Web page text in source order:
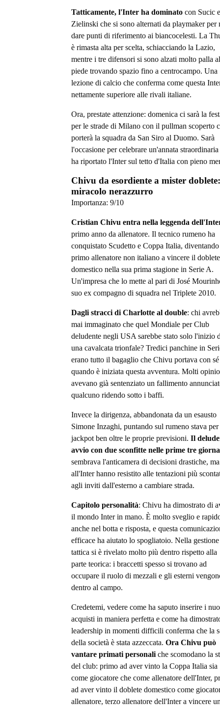
Tatticamente, l'Inter ha dominato con Sucic e
Zielinski che si sono alternati da playmaker per
dare punti di riferimento ai biancocelesti. La
è rimasta alta per scelta, schiacciando la Lazio,
mentre i tre difensori si sono alzati molto palla al
piede trovando spazio fino a centrocampo. Una
lezione di calcio che conferma come questa
nettamente superiore alle rivali italiane.
Ora, prestate attenzione: domenica ci sarà la
per le strade di Milano con il pullman scoperto
porterà la squadra da San Siro al Duomo. Sarà
l'occasione per celebrare un'annata straordinaria
ha riportato l'Inter sul tetto d'Italia con pieno
Chivu da esordiente a mister
miracolo nerazzurro
Importanza: 9/10
Cristian Chivu entra nella leggenda
primo anno da allenatore. Il tecnico rumeno ha
conquistato Scudetto e Coppa Italia,
primo allenatore non italiano a vincere il doblete
domestico nella sua prima stagione in Serie A.
Un'impresa che lo mette al pari di José
suo ex compagno di squadra nel Triplete 2010.
Dagli stracci di Charlotte al double: chi
mai immaginato che quel Mondiale per Club
deludente negli USA sarebbe stato solo l'inizio
una cavalcata trionfale? Tredici panchine in
erano tutto il bagaglio che Chivu portava con sé
quando è iniziata questa avventura. Molti
avevano già sentenziato un fallimento
qualcuno ridendo sotto i baffi.
Invece la dirigenza, abbandonata da un esausto
Simone Inzaghi, puntando sul rumeno stava per
jackpot ben oltre le proprie previsioni. Il
avvio con due sconfitte nelle prime tre
sembrava l'anticamera di decisioni drastiche, ma
all'Inter hanno resistito alle tentazioni più
agli inviti dall'esterno a cambiare strada.
Capitolo personalità: Chivu ha dimostrato di
il mondo Inter in mano. È molto sveglio e
anche nel botta e risposta, e questa
efficace ha aiutato lo spogliatoio. Nella gestione
tattica si è rivelato molto più dentro rispetto alla
parte teorica: i braccetti spesso si trovano ad
occupare il ruolo di mezzali e gli esterni
dentro al campo.
Credetemi, vedere come ha saputo inserire i
acquisti in maniera perfetta e come ha
leadership in momenti difficili conferma che la
della società è stata azzeccata. Ora Chivu può
vantare primati personali che scomodano la
del club: primo ad aver vinto la Coppa Italia sia
come giocatore che come allenatore dell'Inter,
ad aver vinto il doblete domestico come
allenatore, terzo allenatore dell'Inter a vincere